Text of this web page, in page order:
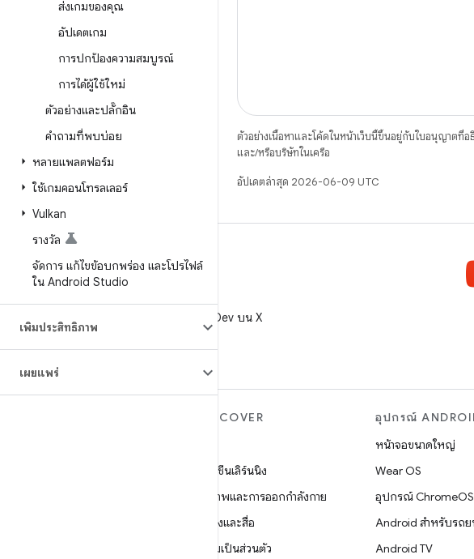
ส่งเกมของคุณ
อัปเดตเกม
การปกป้องความสมบูรณ์
การได้ผู้ใช้ใหม่
ตัวอย่างและปลั๊กอิน
คำถามที่พบบ่อย
หลายแพลตฟอร์ม
ใช้เกมคอนโทรลเลอร์
Vulkan
รางวัล
จัดการ แก้ไขข้อบกพร่อง และโปรไฟล์
ใน Android Studio
เพิ่มประสิทธิภาพ
เผยแพร่
ตัวอย่างเนื้อหาและโค้ดในหน้าเว็บนี้ขึ้นอยู่กับใบอนุญาตที่อ
และ/หรือบริษัทในเครือ
อัปเดตล่าสุด 2026-06-09 UTC
X
ติดตาม @AndroidDev บน X
DISCOVER
แมชชีนเลิร์นนิง
สุขภาพและการออกกำลังกาย
กล้องและสื่อ
ความเป็นส่วนตัว
อุปกรณ์
หน้าจอขนาดใหญ่
Wear OS
อุปกรณ์ ChromeOS
Android สำหรับรถ
Android TV